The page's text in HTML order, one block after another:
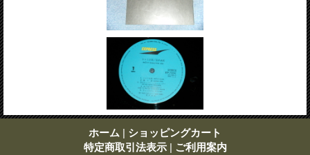
ホーム | ショッピングカート
特定商取引法表示 | ご利用案内